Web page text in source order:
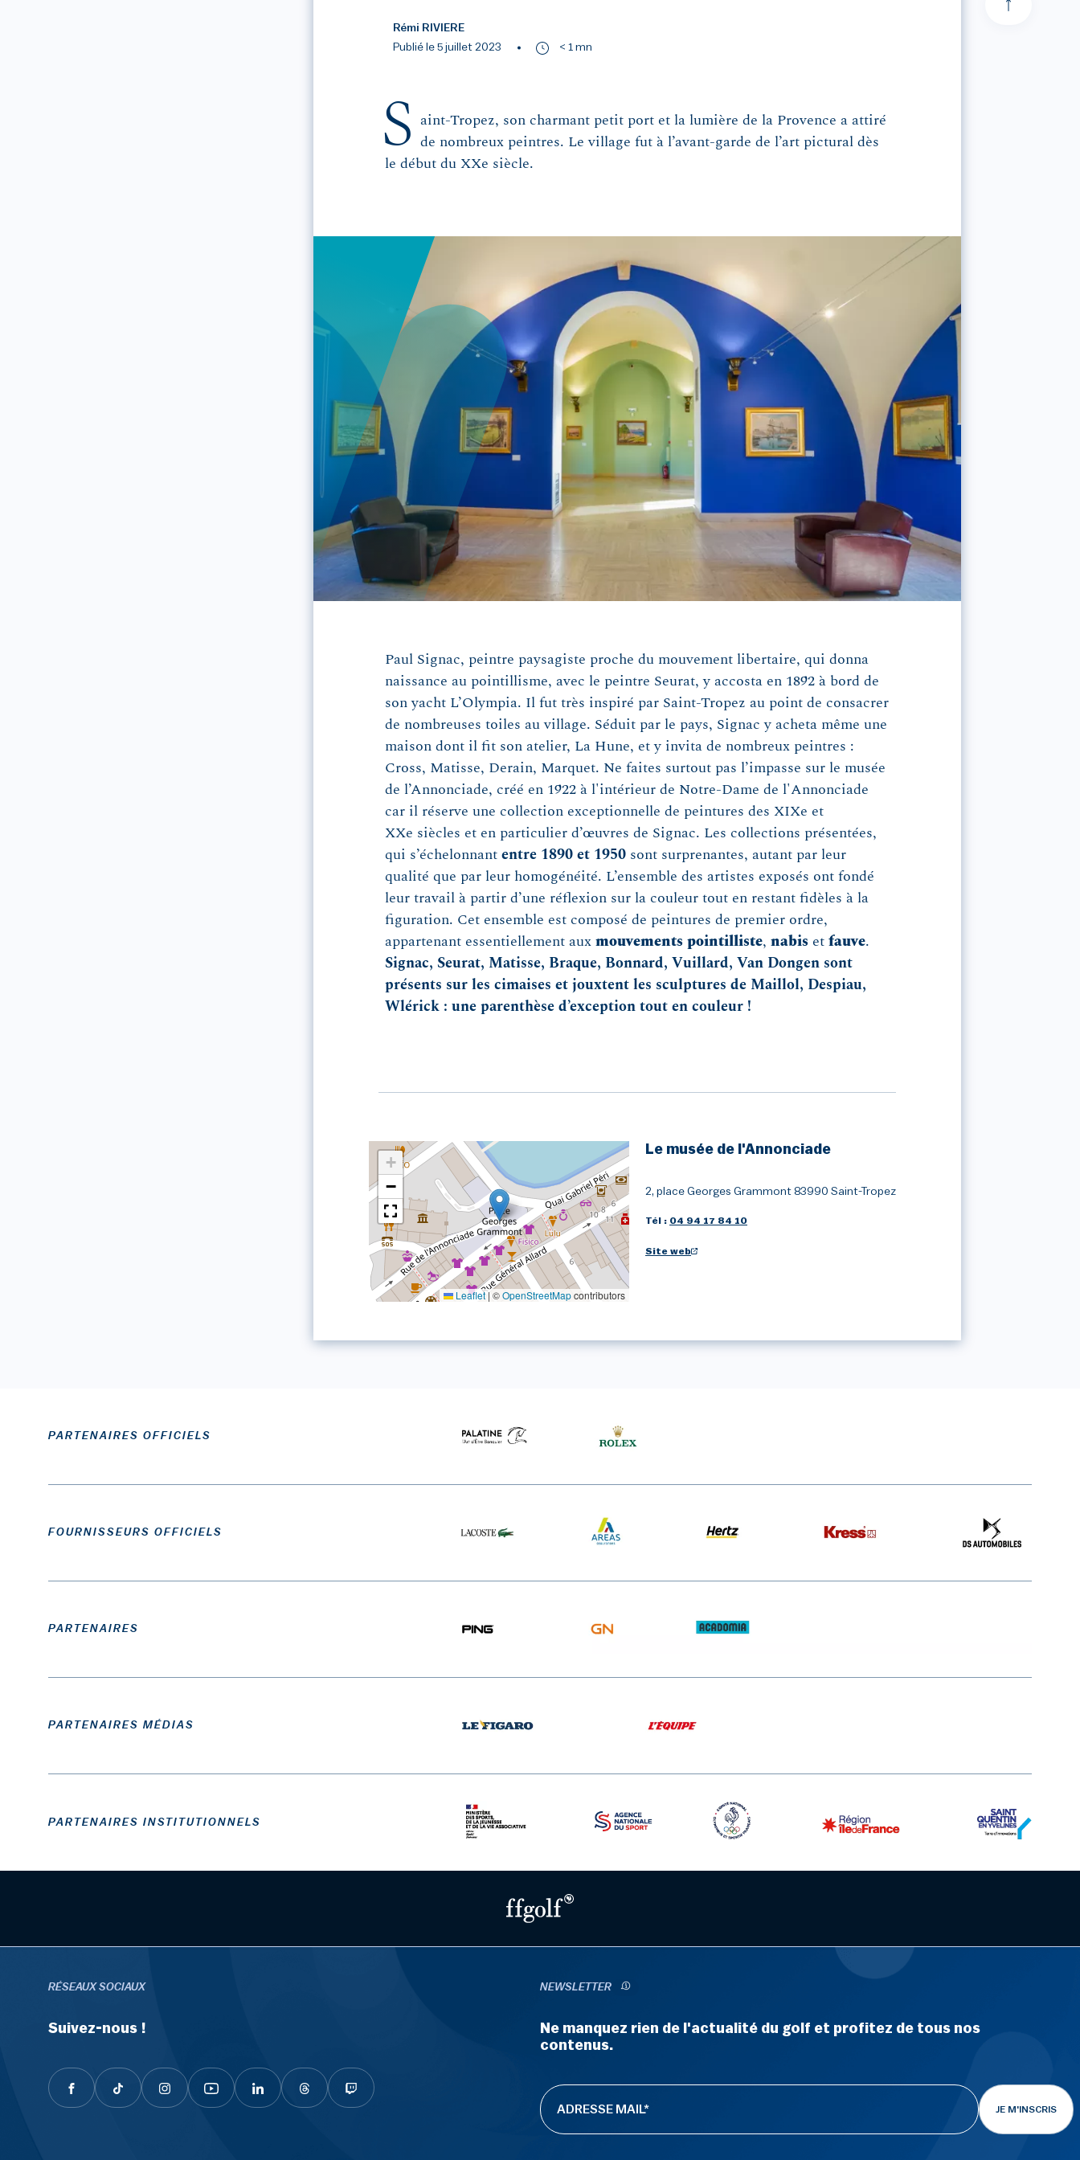
Rémi RIVIERE
Publié le 5 juillet 2023
< 1 mn
S
aint-Tropez, son charmant petit port et la lumière de la Provence a attiré
de nombreux peintres. Le village fut à l’avant-garde de l’art pictural dès
le début du XXe siècle.
Paul Signac, peintre paysagiste proche du mouvement libertaire, qui donna
naissance au pointillisme, avec le peintre Seurat, y accosta en 1892 à bord de
son yacht L’Olympia. Il fut très inspiré par Saint-Tropez au point de consacrer
de nombreuses toiles au village. Séduit par le pays, Signac y acheta même une
maison dont il fit son atelier, La Hune, et y invita de nombreux peintres :
Cross, Matisse, Derain, Marquet. Ne faites surtout pas l’impasse sur le musée
de l’Annonciade, créé en 1922 à l'intérieur de Notre-Dame de l'Annonciade
car il réserve une collection exceptionnelle de peintures des XIXe et
XXe siècles et en particulier d’œuvres de Signac. Les collections présentées,
qui s’échelonnantentre 1890 et 1950 sont surprenantes, autant par leur
qualité que par leur homogénéité. L’ensemble des artistes exposés ont fondé
leur travail à partir d’une réflexion sur la couleur tout en restant fidèles à la
figuration. Cet ensemble est composé de peintures de premier ordre,
appartenant essentiellement aux mouvements pointilliste, nabis et fauve.
Signac, Seurat, Matisse, Braque, Bonnard, Vuillard, Van Dongen sont
présents sur les cimaises et jouxtent les sculptures de Maillol, Despiau,
Wlérick : une parenthèse d’exception tout en couleur !
+
−
Leaflet | ©OpenStreetMapcontributors
Le musée de l'Annonciade
2, place Georges Grammont 83990 Saint-Tropez
Tél : 04 94 17 84 10
Site web
PARTENAIRES OFFICIELS
FOURNISSEURS OFFICIELS
PARTENAIRES
PARTENAIRES MÉDIAS
PARTENAIRES INSTITUTIONNELS
RÉSEAUX SOCIAUX
Suivez-nous !
NEWSLETTER
Ne manquez rien de l'actualité du golf et profitez de tous nos
contenus.
JE M'INSCRIS